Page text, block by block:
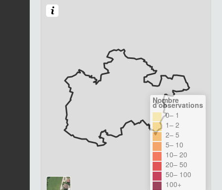
Nombre
d'observations
0– 1
1– 2
2– 5
5– 10
10– 20
20– 50
50– 100
100+